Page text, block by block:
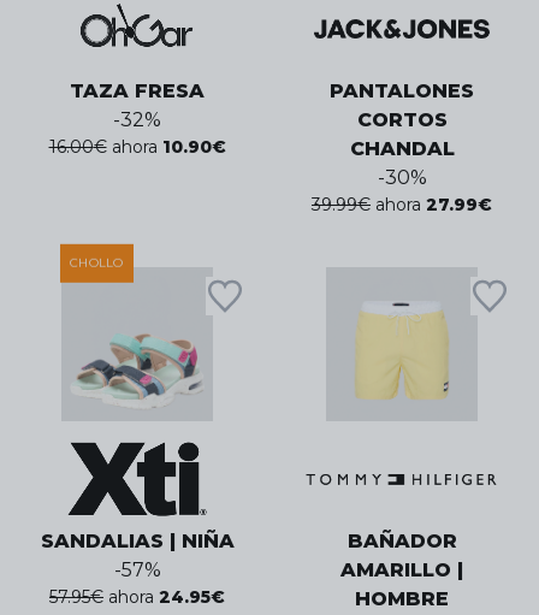
TAZA FRESA
-32%
16.00€ ahora 10.90€
PANTALONES
CORTOS
CHANDAL
-30%
39.99€ ahora 27.99€
CHOLLO
SANDALIAS | NIÑA
-57%
57.95€ ahora 24.95€
BAÑADOR
AMARILLO |
HOMBRE